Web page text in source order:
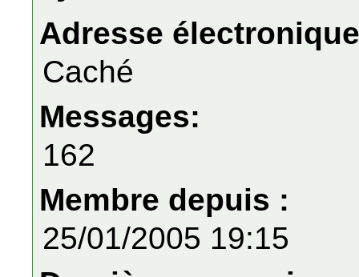
Adresse
Caché
Messages:
162
Membre depuis :
25/01/2005 19:15